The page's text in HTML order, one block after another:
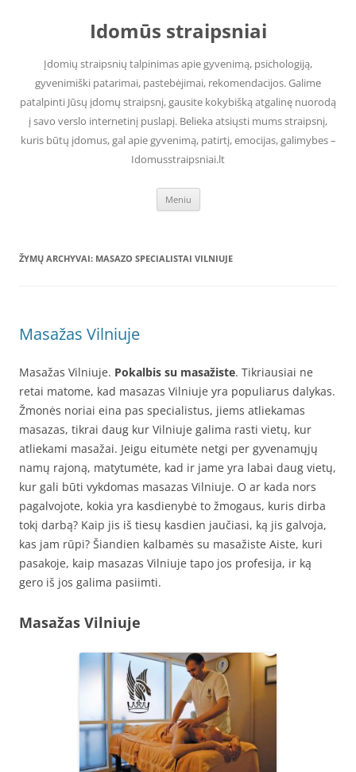
Idomūs straipsniai
Įdomių straipsnių talpinimas apie gyvenimą, psichologiją,
gyvenimiški patarimai, pastebėjimai, rekomendacijos. Galime
patalpinti Jūsų įdomų straipsnį, gausite kokybišką atgalinę nuorodą
į savo verslo internetinį puslapį. Belieka atsiųsti mums straipsnį,
kuris būtų įdomus, gal apie gyvenimą, patirtį, emocijas, galimybes –
Idomusstraipsniai.lt
Meniu
ŽYMŲ ARCHYVAI: MASAZO SPECIALISTAI VILNIUJE
Masažas Vilniuje
Masažas Vilniuje. Pokalbis su masažiste. Tikriausiai ne
retai matome, kad masazas Vilniuje yra populiarus dalykas.
Žmonės noriai eina pas specialistus, jiems atliekamas
masazas, tikrai daug kur Vilniuje galima rasti vietų, kur
atliekami masažai. Jeigu eitumėte netgi per gyvenamųjų
namų rajoną, matytumėte, kad ir jame yra labai daug vietų,
kur gali būti vykdomas masazas Vilniuje. O ar kada nors
pagalvojote, kokia yra kasdienybė to žmogaus, kuris dirba
tokį darbą? Kaip jis iš tiesų kasdien jaučiasi, ką jis galvoja,
kas jam rūpi? Šiandien kalbamės su masažiste Aiste, kuri
pasakoje, kaip masazas Vilniuje tapo jos profesija, ir ką
gero iš jos galima pasiimti.
Masažas Vilniuje